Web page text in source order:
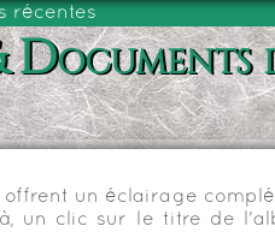
récentes
Documents
un éclairage
un clic sur le titre de